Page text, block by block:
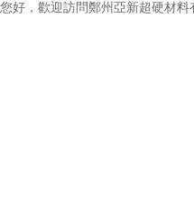
您好，歡迎訪問鄭州亞新超硬材料